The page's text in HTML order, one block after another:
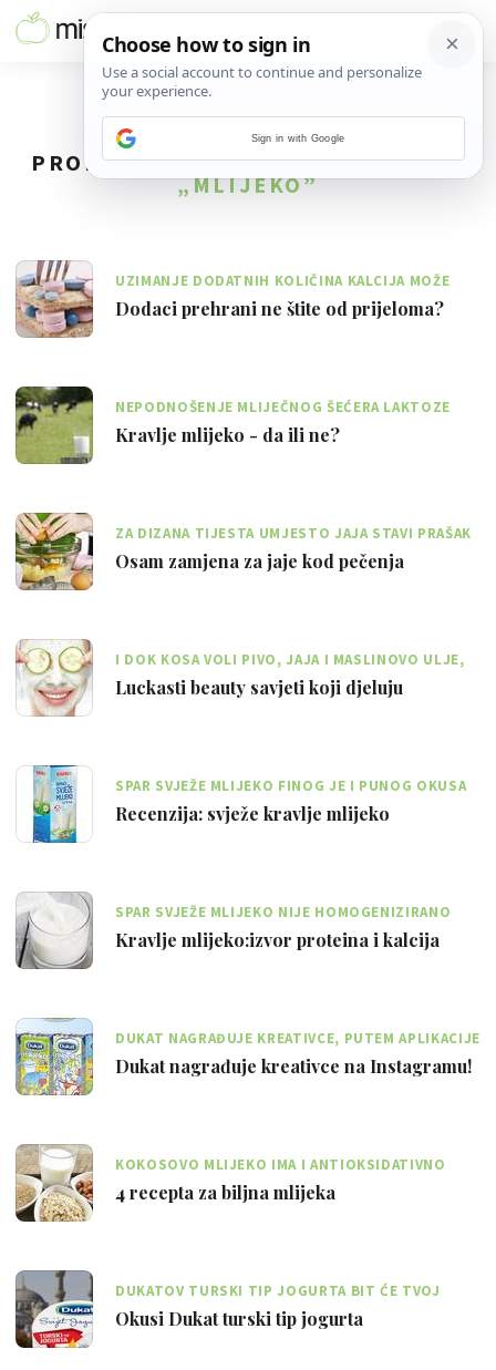
PRONAĐENO76REZULTATA ZA TAG
„MLIJEKO”
UZIMANJE DODATNIH KOLIČINA KALCIJA MOŽE
IZAZVATI NEŽELJENE NUSPOJAVE
Dodaci prehrani ne štite od prijeloma?
NEPODNOŠENJE MLIJEČNOG ŠEĆERA LAKTOZE
IZAZIVA NADUTOST, BOLOVE I GRČEVE U TRBUHU
Kravlje mlijeko - da ili ne?
ZA DIZANA TIJESTA UMJESTO JAJA STAVI PRAŠAK
ZA PECIVO S OCTOM I VODOM
Osam zamjena za jaje kod pečenja
I DOK KOSA VOLI PIVO, JAJA I MASLINOVO ULJE,
KOŽA OBOŽAVA ZOBENE PAHULJICE
Luckasti beauty savjeti koji djeluju
SPAR SVJEŽE MLIJEKO FINOG JE I PUNOG OKUSA
TE NIJE VODENASTO
Recenzija: svježe kravlje mlijeko
SPAR SVJEŽE MLIJEKO NIJE HOMOGENIZIRANO
ŠTO MLIJEKU OSTAVLJA IZVORNI OKUS
Kravlje mlijeko:izvor proteina i kalcija
DUKAT NAGRAĐUJE KREATIVCE, PUTEM APLIKACIJE
INSTAGRAM
Dukat nagrađuje kreativce na Instagramu!
KOKOSOVO MLIJEKO IMA I ANTIOKSIDATIVNO
DJELOVANJE, ŠTITI SRCE I KRVNE ŽILE
4 recepta za biljna mlijeka
DUKATOV TURSKI TIP JOGURTA BIT ĆE TVOJ
OMILJEN PRILOG SLANIM PITAMA I BURECIMA
Okusi Dukat turski tip jogurta
Sign in with Google